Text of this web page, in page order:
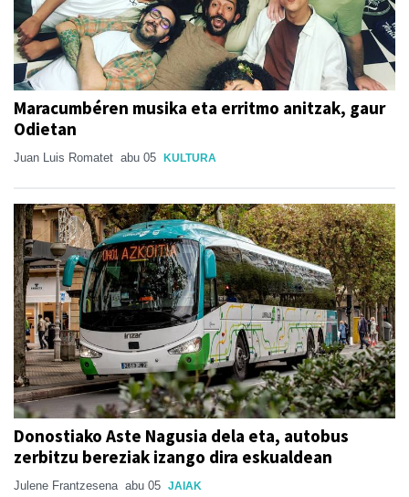
Maracumbéren musika eta erritmo anitzak, gaur
Odietan
Juan Luis Romatet abu 05 KULTURA
Donostiako Aste Nagusia dela eta, autobus
zerbitzu bereziak izango dira eskualdean
Julene Frantzesena abu 05 JAIAK